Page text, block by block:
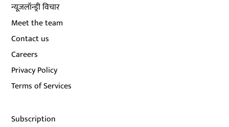
न्यूज़लॉन्ड्री विचार
Meet the team
Contact us
Careers
Privacy Policy
Terms of Services
Subscription